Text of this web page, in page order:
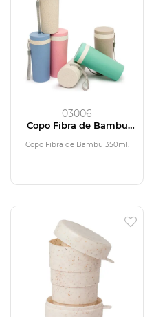
03006
Copo Fibra de Bambu
Copo Fibra de Bambu 350ml.